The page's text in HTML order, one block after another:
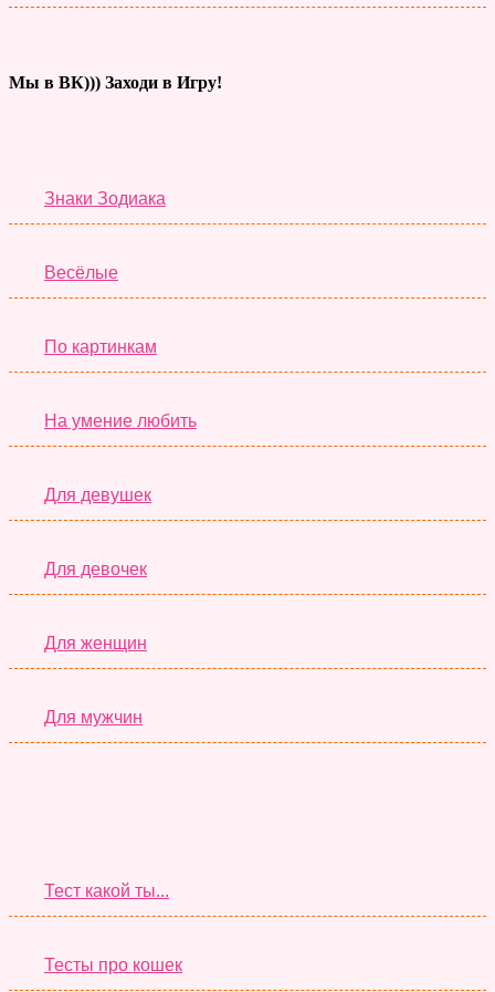
Мы в ВК))) Заходи в Игру!
Знаки Зодиака
Весёлые
По картинкам
На умение любить
Для девушек
Для девочек
Для женщин
Для мужчин
Тест какой ты...
Тесты про кошек